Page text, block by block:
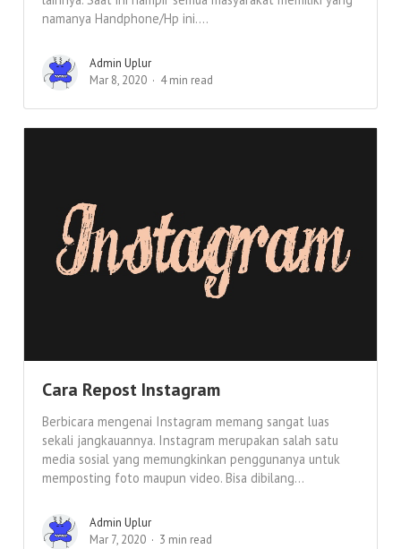
namanya Handphone/Hp ini....
Admin Uplur
Mar 8, 2020
4 min read
Cara Repost Instagram
Berbicara mengenai Instagram memang sangat luas
sekali jangkauannya. Instagram merupakan salah satu
media sosial yang memungkinkan penggunanya untuk
memposting foto maupun video. Bisa dibilang...
Admin Uplur
Mar 7, 2020
3 min read